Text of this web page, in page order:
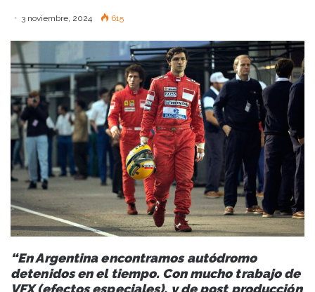
3 noviembre, 2024 615
“En Argentina encontramos autódromo
detenidos en el tiempo. Con mucho trabajo de
VFX (efectos especiales), y de post producción